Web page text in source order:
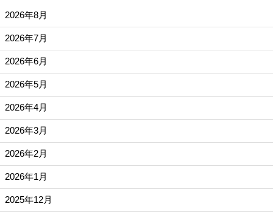
2026年8月
2026年7月
2026年6月
2026年5月
2026年4月
2026年3月
2026年2月
2026年1月
2025年12月